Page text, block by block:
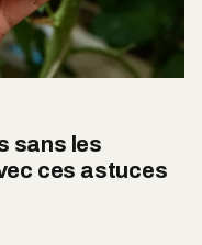
sans les
ces astuces